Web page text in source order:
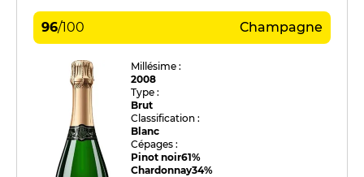
96/100 Champagne
Millésime :
2008
Type :
Brut
Classification :
Blanc
Cépages :
Pinot noir61%
Chardonnay34%